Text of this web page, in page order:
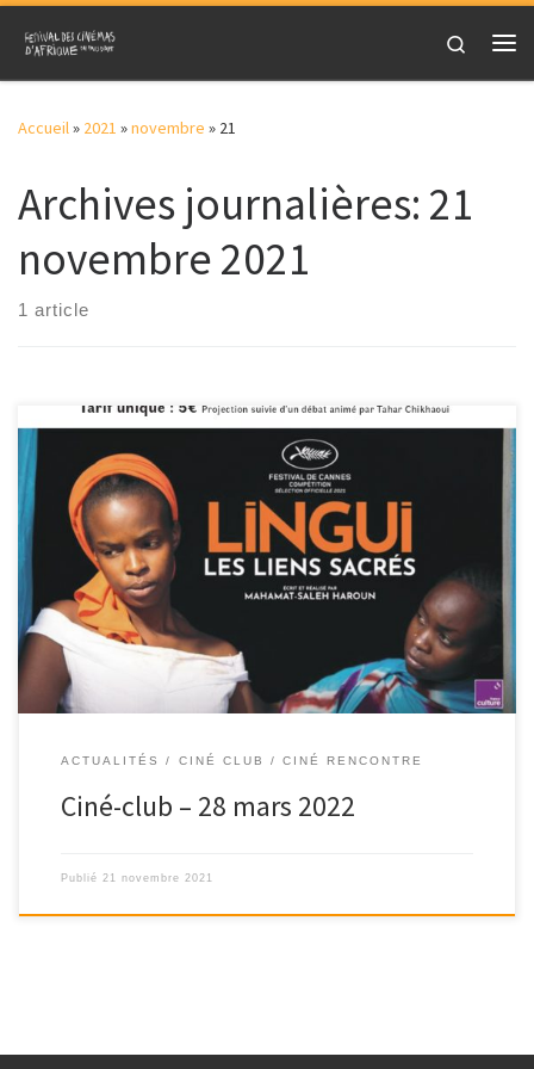
Skip to content
Search
Accueil» 2021 »novembre » 21
Archives journalières: 21
novembre 2021
1 article
ACTUALITÉS CINÉ CLUB / CINÉ RENCONTRE
Ciné-club – 28 mars 2022
Publié 21 novembre 2021